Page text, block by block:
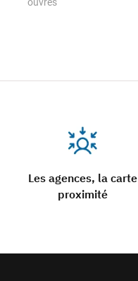
Les agences, la carte
proximité